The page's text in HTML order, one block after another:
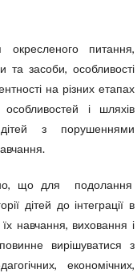
окресленого питання,
та засоби, особливості
на різних етапах
і шляхів
з порушеннями
що для подолання
дітей до інтеграції в
навчання, виховання і
повинне вирішуватися з
економічних,